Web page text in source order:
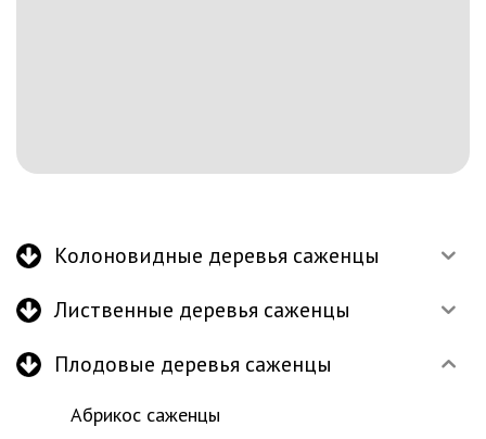
Колоновидные деревья саженцы
Лиственные деревья саженцы
Плодовые деревья саженцы
Абрикос саженцы